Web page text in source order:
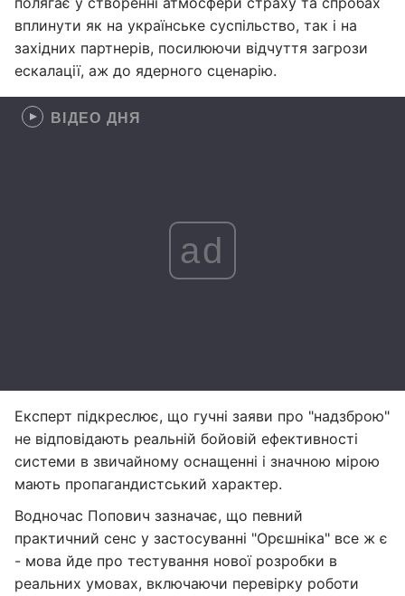
вплинути як на українське суспільство, так і на
західних партнерів, посилюючи відчуття загрози
ескалації, аж до ядерного сценарію.
ВІДЕО ДНЯ
ad
Експерт підкреслює, що гучні заяви про "надзброю"
не відповідають реальній бойовій ефективності
системи в звичайному оснащенні і значною мірою
мають пропагандистський характер.
Водночас Попович зазначає, що певний
практичний сенс у застосуванні "Орєшніка" все ж є
- мова йде про тестування нової розробки в
реальних умовах, включаючи перевірку роботи